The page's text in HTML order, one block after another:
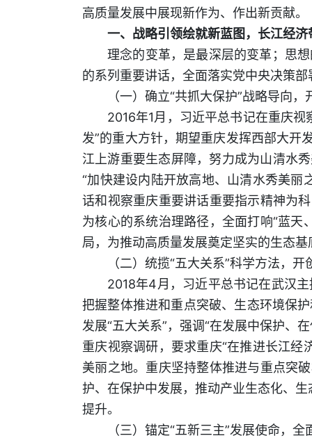
高质量发展中展现新作为、作出新贡献。
一、战略引领绘就新蓝图，长江经
理念的变革，是最深层的变革；思
的系列重要讲话，全面落实党中央决策
（一）确立“共抓大保护”战略导向
2016年1月，习近平总书记在重庆
发”的重大方针，期望重庆发挥西部大开
江上游重要生态屏障，努力成为山清水
“加快建设内陆开放高地、山清水秀美丽
话和视察重庆重要讲话重要指示精神为
为核心的系统治理路径，全面打响“蓝
局，为推动高质量发展奠定坚实的生态
（二）统揽“五大关系”科学方法，
2018年4月，习近平总书记在武汉
把握整体推进和重点突破、生态环境保
发展“五大关系”，强调“在发展中保护、
重庆视察调研，要求重庆“在推进长江
美丽之地。重庆坚持整体推进与重点突
护、在保护中发展，推动产业生态化、
提升。
（三）锚定“五新三主”发展使命，